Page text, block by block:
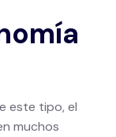
este tipo, el
muchos